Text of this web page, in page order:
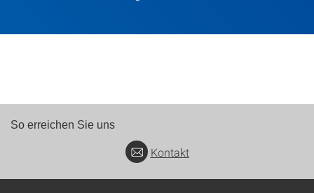
So erreichen Sie uns
Kontakt